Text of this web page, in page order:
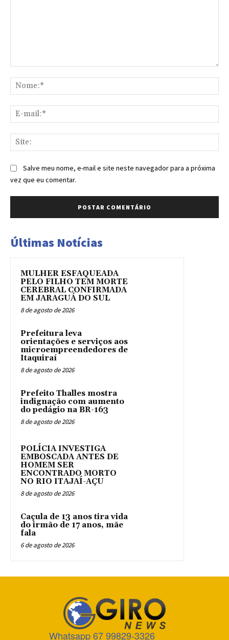
Salve meu nome, e-mail e site neste navegador para a próxima
vez que eu comentar.
Últimas Notícias
MULHER ESFAQUEADA
PELO FILHO TEM MORTE
CEREBRAL CONFIRMADA
EM JARAGUÁ DO SUL
8 de agosto de 2026
Prefeitura leva
orientações e serviços aos
microempreendedores de
Itaquiraí
8 de agosto de 2026
Prefeito Thalles mostra
indignação com aumento
do pedágio na BR-163
8 de agosto de 2026
POLÍCIA INVESTIGA
EMBOSCADA ANTES DE
HOMEM SER
ENCONTRADO MORTO
NO RIO ITAJAÍ-AÇU
8 de agosto de 2026
Caçula de 13 anos tira vida
do irmão de 17 anos, mãe
fala
6 de agosto de 2026
Whatsapp 67 99829-3326